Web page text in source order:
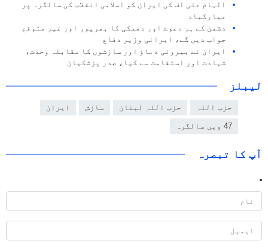
الہام علی اف کی ایران کو اسلامی انقلاب کی سالگرہ پر
مبارکباد
دشمن کے ہر دعوے اور دھمکی کا بھرپور اور غیر متوقع
جواب دیں گے، ایرانی وزیر دفاع
ایران نے بیرونی دباؤ اور سازشوں کا مقابلہ وحدت،
شہادت اور استقامت سے کیا، صدر پزشکیان
لیبلز
حزب اللہ حزب اللہ لبنان سازش ایران
47 ویں سالگرہ
آپ کا تبصرہ